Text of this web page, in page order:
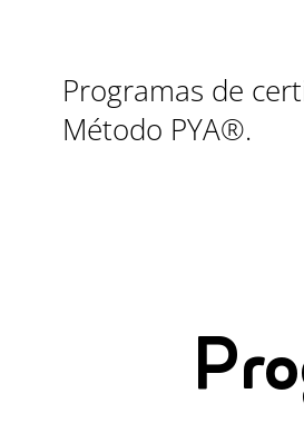
Programas de
Método PYA®.